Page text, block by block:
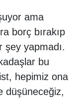
ama
borç bırakıp
yapmadı.
bu
hepimiz ona
düşüneceğiz,